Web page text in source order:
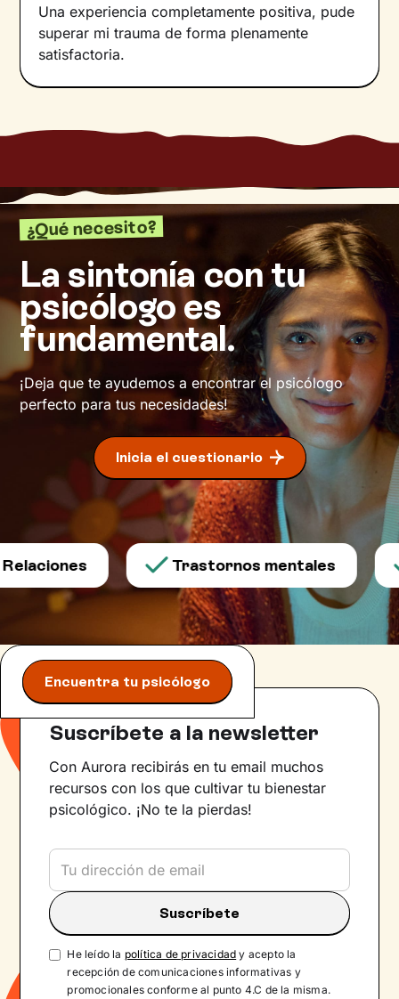
Una experiencia completamente positiva, pude
superar mi trauma de forma plenamente
satisfactoria.
¿Qué necesito?
La sintonía con tu
psicólogo es
fundamental.
¡Deja que te ayudemos a encontrar el psicólogo
perfecto para tus necesidades!
Inicia el cuestionario
Trastornos mentales
Encuentra tu psicólogo
Suscríbete a la newsletter
Con Aurora recibirás en tu email muchos
recursos con los que cultivar tu bienestar
psicológico. ¡No te la pierdas!
He leído la política de privacidad y acepto la
recepción de comunicaciones informativas y
promocionales conforme al punto 4.C de la misma.